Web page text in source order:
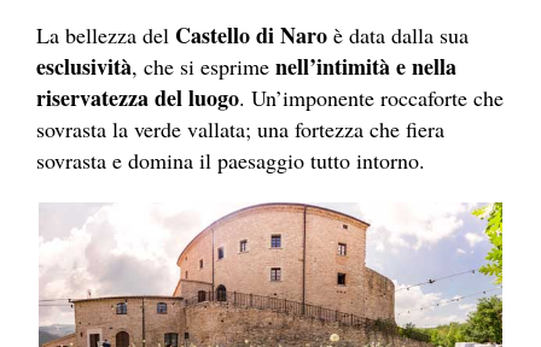
La bellezza del Castello di Naro è data dalla sua
esclusività, che si esprime nell’intimità e nella
riservatezza del luogo. Un’imponente roccaforte che
sovrasta la verde vallata; una fortezza che fiera
sovrasta e domina il paesaggio tutto intorno.